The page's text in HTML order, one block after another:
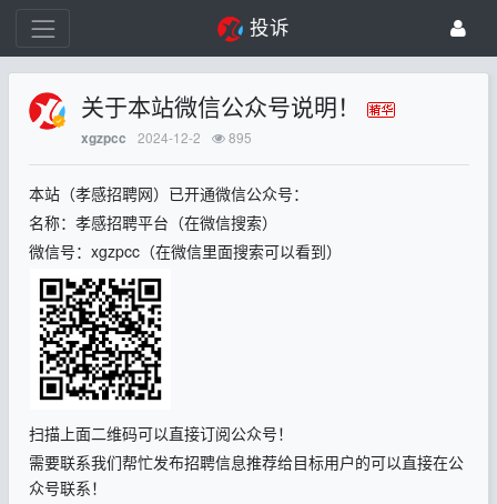
投诉
关于本站微信公众号说明！
xgzpcc 2024-12-2 895
本站（孝感招聘网）已开通微信公众号：
名称：孝感招聘平台（在微信搜索）
微信号：xgzpcc（在微信里面搜索可以看到）
扫描上面二维码可以直接订阅公众号！
需要联系我们帮忙发布招聘信息推荐给目标用户的可以直接在公
众号联系！